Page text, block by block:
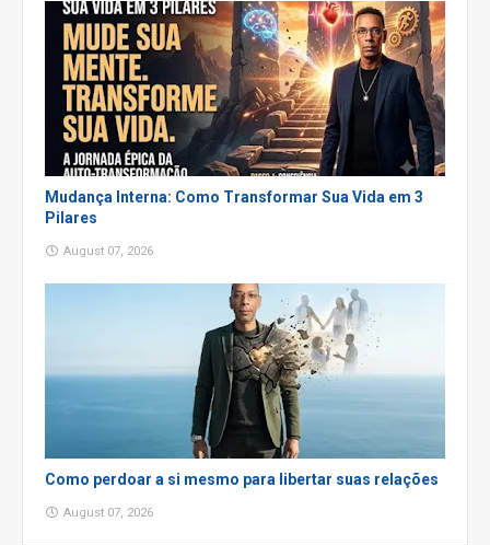
Mudança Interna: Como Transformar Sua Vida em 3
Pilares
August 07, 2026
Como perdoar a si mesmo para libertar suas relações
August 07, 2026